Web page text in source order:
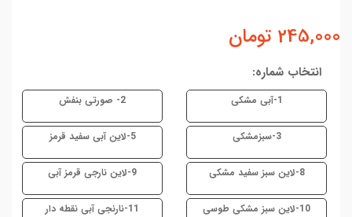
245,000 تومان
انتخاب شماره:
1-آبی مشکی 2- صورتی بنفش
3-سبزمشکی 5-لاین آبی سفید قرمز
8-لاین سبز سفید مشکی 9-لاین نارجی قرمز آبی
10-لاین سبز مشکی طوسی 11-نارنجی آبی نقطه دار